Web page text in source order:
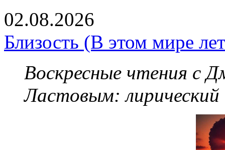
02.08.2026
Близость (В этом мире
Воскресные чтения с
Ластовым: